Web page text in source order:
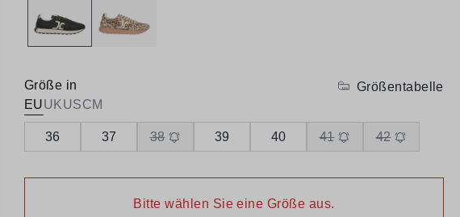
Größe in
EUUKUSCM
Größentabelle
36 37 38 39 40 41 42
Bitte wählen Sie eine Größe aus.